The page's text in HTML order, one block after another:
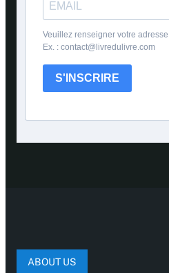
Veuillez renseigner votre
Ex. : contact@livredulivre.com
S'INSCRIRE
ABOUT US